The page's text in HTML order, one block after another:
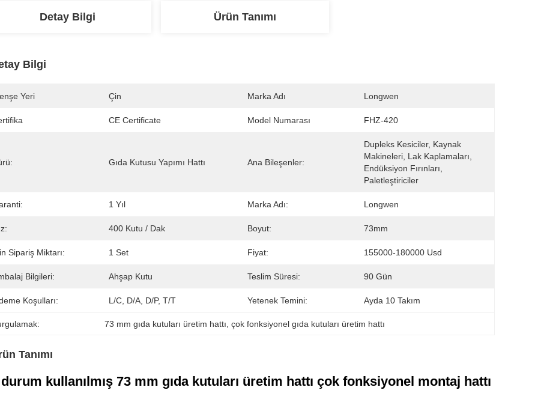
Detay Bilgi Ürün Tanımı
Bilgi
Yeri Çin Marka Adı Longwen
CE Certificate Model Numarası FHZ-420
Gıda Kutusu Yapımı Hattı Ana Bileşenler:
Dupleks Kesiciler, Kaynak
Makineleri, Lak Kaplamaları,
Endüksiyon Fırınları,
Paletleştiriciler
1 Yıl Marka Adı: Longwen
400 Kutu / Dak Boyut: 73mm
Sipariş Miktarı: 1 Set Fiyat: 155000-180000 Usd
Bilgileri: Ahşap Kutu Teslim Süresi: 90 Gün
Koşulları: L/C, D/A, D/P, T/T Yetenek Temini: Ayda 10 Takım
73 mm gıda kutuları üretim hattı , çok fonksiyonel gıda kutuları üretim hattı
Tanımı
kullanılmış 73 mm gıda kutuları üretim hattı çok fonksiyonel montaj hattı